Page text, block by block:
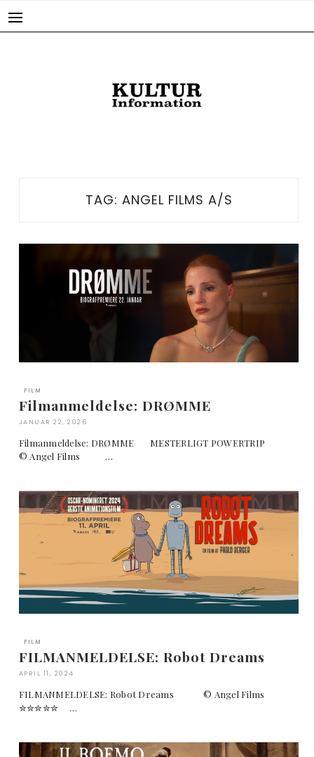
TAG: ANGEL FILMS A/S
FILM
Filmanmeldelse: DRØMME
JANUAR 22, 2026
Filmanmeldelse: DRØMME MESTERLIGT POWERTRIP
© Angel Films …
FILM
FILMANMELDELSE: Robot Dreams
APRIL 11, 2024
FILMANMELDELSE: Robot Dreams © Angel Films
✮✮✮✮✮ …